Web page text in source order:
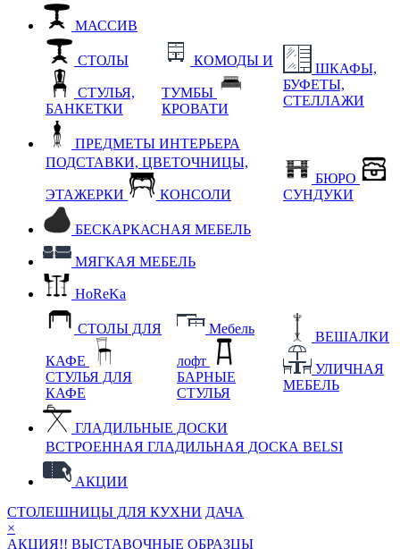
МАССИВ
СТОЛЫ
СТУЛЬЯ,
БАНКЕТКИ
КОМОДЫ И
ТУМБЫ
КРОВАТИ
ШКАФЫ,
БУФЕТЫ,
СТЕЛЛАЖИ
ПРЕДМЕТЫ ИНТЕРЬЕРА
ПОДСТАВКИ, ЦВЕТОЧНИЦЫ,
ЭТАЖЕРКИ КОНСОЛИ
БЮРО
СУНДУКИ
БЕСКАРКАСНАЯ МЕБЕЛЬ
МЯГКАЯ МЕБЕЛЬ
HoReKa
СТОЛЫ ДЛЯ
КАФЕ
СТУЛЬЯ ДЛЯ
КАФЕ
Мебель
лофт
БАРНЫЕ
СТУЛЬЯ
ВЕШАЛКИ
УЛИЧНАЯ
МЕБЕЛЬ
ГЛАДИЛЬНЫЕ ДОСКИ
ВСТРОЕННАЯ ГЛАДИЛЬНАЯ ДОСКА BELSI
АКЦИИ
СТОЛЕШНИЦЫ ДЛЯ КУХНИ ДАЧА
×
АКЦИЯ!! ВЫСТАВОЧНЫЕ ОБРАЗЦЫ